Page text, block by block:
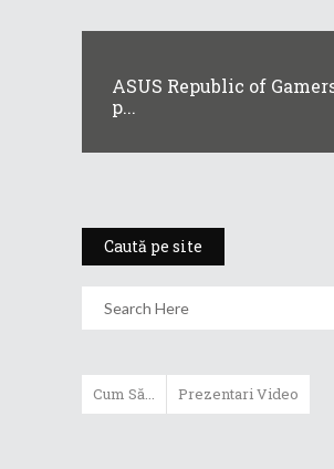
ASUS Republic of
p...
Caută pe site
Cum Să... Prezentari Video